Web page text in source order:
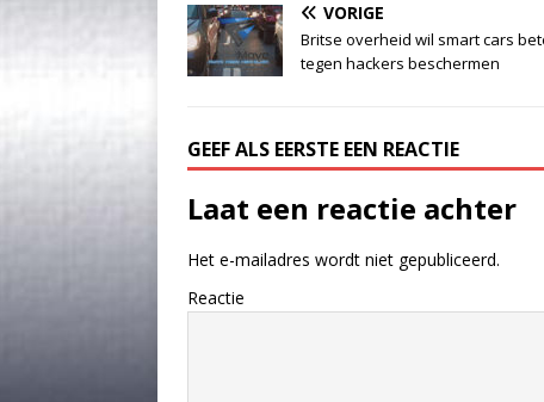
VORIGE
Britse overheid wil smart cars
tegen hackers beschermen
GEEF ALS EERSTE EEN REACTIE
Laat een reactie achter
Het e-mailadres wordt niet gepubliceerd.
Reactie